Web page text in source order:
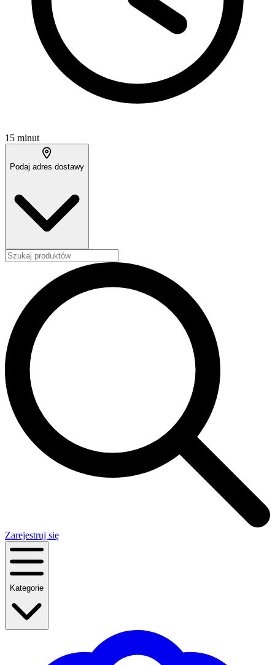
15 minut
Podaj adres dostawy
Zarejestruj się
Kategorie